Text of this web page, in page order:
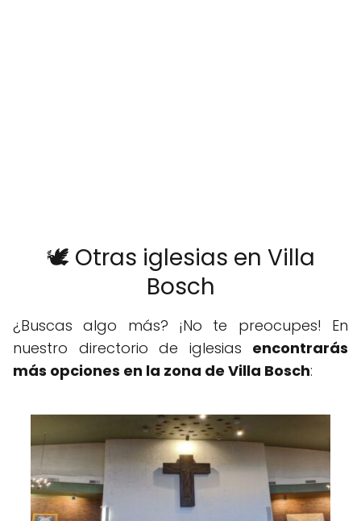
🕊️ Otras iglesias en Villa
Bosch
¿Buscas algo más? ¡No te preocupes! En
nuestro directorio de iglesias encontrarás
más opciones en la zona de Villa Bosch: